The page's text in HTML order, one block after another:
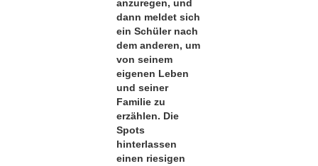
anzuregen, und
dann meldet sich
ein Schüler nach
dem anderen, um
von seinem
eigenen Leben
und seiner
Familie zu
erzählen. Die
Spots
hinterlassen
einen riesigen